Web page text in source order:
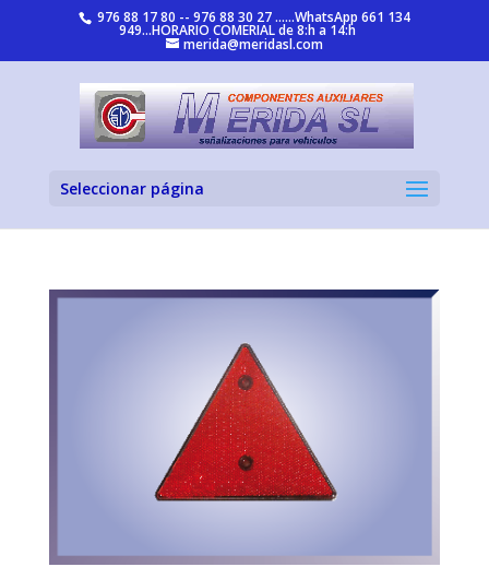
976 88 17 80 -- 976 88 30 27 ......WhatsApp 661 134
949...HORARIO COMERIAL de 8:h a 14:h
merida@meridasl.com
Seleccionar página